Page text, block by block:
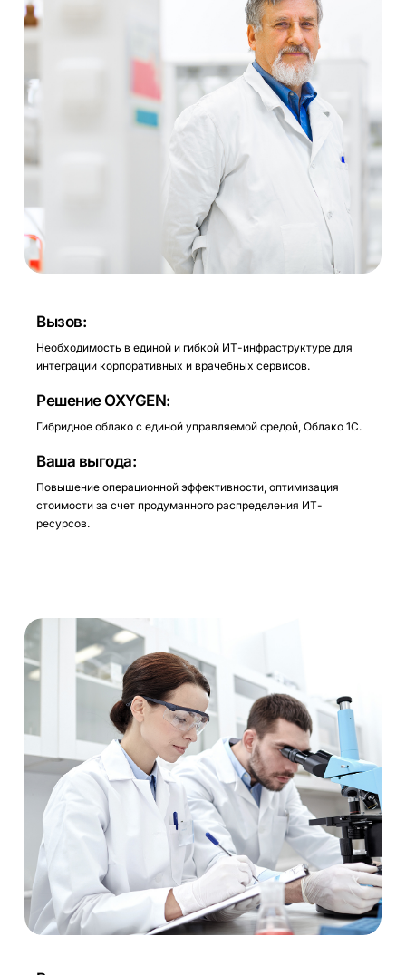
Вызов:
Необходимость в единой и гибкой ИТ-инфраструктуре для
интеграции корпоративных и врачебных сервисов.
Решение OXYGEN:
Гибридное облако с единой управляемой средой, Облако 1С.
Ваша выгода:
Повышение операционной эффективности, оптимизация
стоимости за счет продуманного распределения ИТ-
ресурсов.